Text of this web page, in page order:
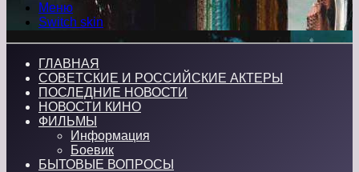
Меню
Switch skin
ГЛАВНАЯ
СОВЕТСКИЕ И РОССИЙСКИЕ АКТЕРЫ
ПОСЛЕДНИЕ НОВОСТИ
НОВОСТИ КИНО
ФИЛЬМЫ
Информация
Боевик
БЫТОВЫЕ ВОПРОСЫ